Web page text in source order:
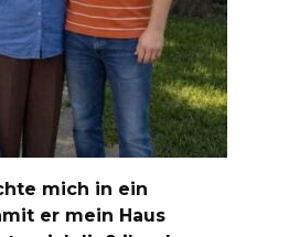
mich in ein
er mein Haus